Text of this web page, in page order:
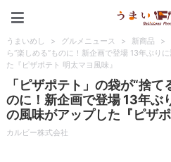
うまいめし > グルメニュース > 新商品 >
ら“楽しめる”ものに！新企画で登場 13年ぶり
た『ピザポテト 明太マヨ風味』
「ピザポテト」の袋が“捨て
のに！新企画で登場 13年ぶ
の風味がアップした『ピザ
カルビー株式会社